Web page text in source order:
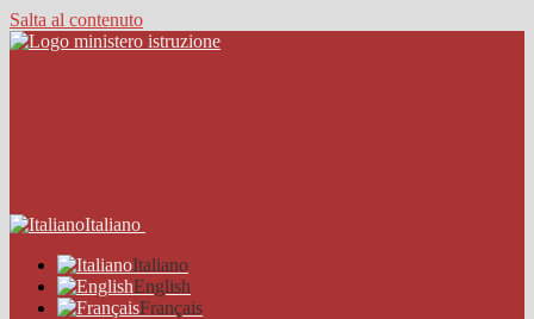
Salta al contenuto
Italiano
Italiano
English
Français